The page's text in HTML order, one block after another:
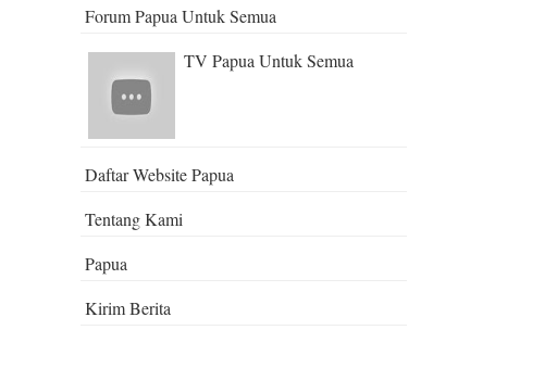
Forum Papua Untuk Semua
TV Papua Untuk Semua
Daftar Website Papua
Tentang Kami
Papua
Kirim Berita